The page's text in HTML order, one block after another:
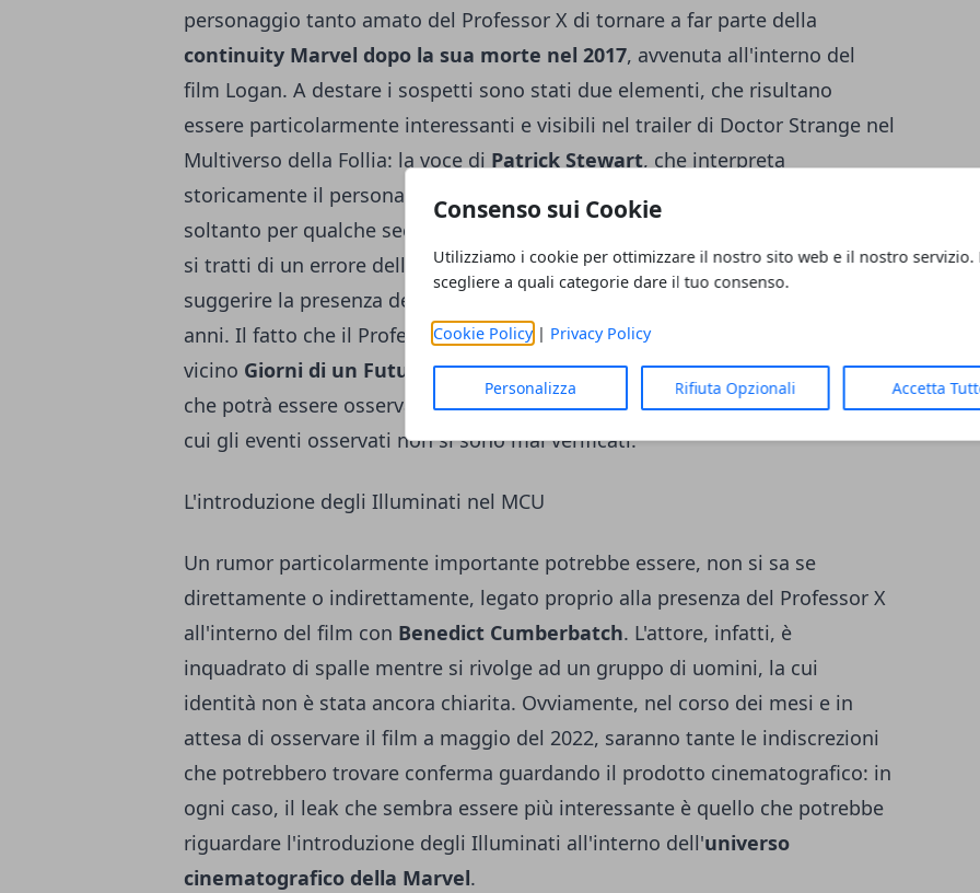
Consenso sui Cookie
Utilizziamo i cookie per ottimizzare il nostro sito web e il nostro servizio.
scegliere a quali categorie dare il tuo consenso.
Cookie Policy| Privacy Policy
Personalizza Rifiuta Opzionali Accetta
personaggio tanto amato del Professor X di tornare a far parte della
continuity Marvel dopo la sua morte nel 2017, avvenuta all'interno del
film Logan. A destare i sospetti sono stati due elementi, che risultano
essere particolarmente interessanti e visibili nel trailer di Doctor Strange nel
Multiverso della Follia: la voce di Patrick Stewart, che interpreta
storicamente il personaggio, e la sagoma dell'attore vista di spalle, anche se
soltanto per qualche secondo, in una scena del trailer. Difficile pensare che
si tratti di un errore della produzione che, in questo modo, ha voluto
suggerire la presenza del Professor X e il ritorno degli X-Men dopo diversi
anni. Il fatto che il Professor X appaia in una veste che ricorda molto da
vicino Giorni di un Futuro Passato del 2014, fa pensare che il personaggio
che potrà essere osservato provenga da una linea temporale differente, in
cui gli eventi osservati non si sono mai verificati.
L'introduzione degli Illuminati nel MCU
Un rumor particolarmente importante potrebbe essere, non si sa se
direttamente o indirettamente, legato proprio alla presenza del Professor X
all'interno del film con Benedict Cumberbatch. L'attore, infatti, è
inquadrato di spalle mentre si rivolge ad un gruppo di uomini, la cui
identità non è stata ancora chiarita. Ovviamente, nel corso dei mesi e in
attesa di osservare il film a maggio del 2022, saranno tante le indiscrezioni
che potrebbero trovare conferma guardando il prodotto cinematografico: in
ogni caso, il leak che sembra essere più interessante è quello che potrebbe
riguardare l'introduzione degli Illuminati all'interno dell'universo
cinematografico della Marvel.